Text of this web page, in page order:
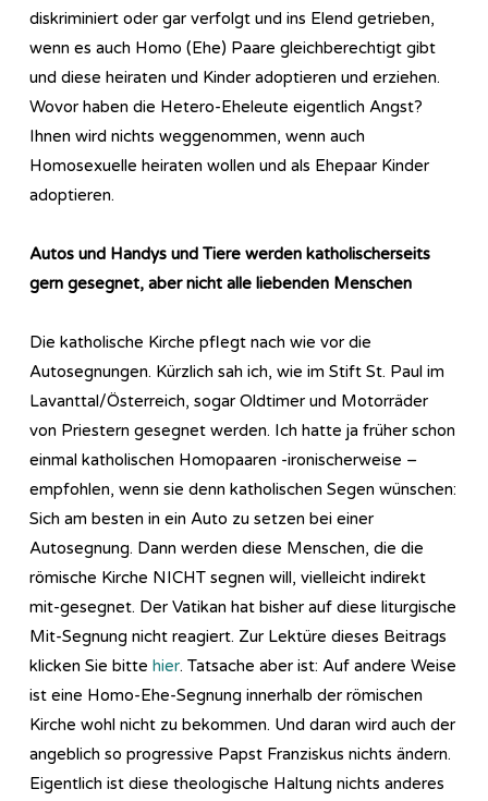
diskriminiert oder gar verfolgt und ins Elend getrieben,
wenn es auch Homo (Ehe) Paare gleichberechtigt gibt
und diese heiraten und Kinder adoptieren und erziehen.
Wovor haben die Hetero-Eheleute eigentlich Angst?
Ihnen wird nichts weggenommen, wenn auch
Homosexuelle heiraten wollen und als Ehepaar Kinder
adoptieren.
Autos und Handys und Tiere werden katholischerseits
gern gesegnet, aber nicht alle liebenden Menschen
Die katholische Kirche pflegt nach wie vor die
Autosegnungen. Kürzlich sah ich, wie im Stift St. Paul im
Lavanttal/Österreich, sogar Oldtimer und Motorräder
von Priestern gesegnet werden. Ich hatte ja früher schon
einmal katholischen Homopaaren -ironischerweise –
empfohlen, wenn sie denn katholischen Segen wünschen:
Sich am besten in ein Auto zu setzen bei einer
Autosegnung. Dann werden diese Menschen, die die
römische Kirche NICHT segnen will, vielleicht indirekt
mit-gesegnet. Der Vatikan hat bisher auf diese liturgische
Mit-Segnung nicht reagiert. Zur Lektüre dieses Beitrags
klicken Sie bitte hier. Tatsache aber ist: Auf andere Weise
ist eine Homo-Ehe-Segnung innerhalb der römischen
Kirche wohl nicht zu bekommen. Und daran wird auch der
angeblich so progressive Papst Franziskus nichts ändern.
Eigentlich ist diese theologische Haltung nichts anderes